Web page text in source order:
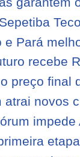
e Pará
recebe
preço final
atrai novos